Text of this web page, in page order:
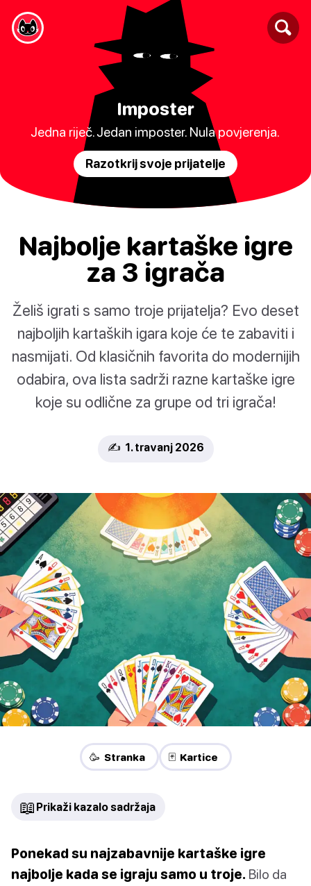
Imposter
Jedna riječ. Jedan imposter. Nula povjerenja.
Razotkrij svoje prijatelje
Najbolje kartaške igre
za 3 igrača
Želiš igrati s samo troje prijatelja? Evo deset
najboljih kartaških igara koje će te zabaviti i
nasmijati. Od klasičnih favorita do modernijih
odabira, ova lista sadrži razne kartaške igre
koje su odlične za grupe od tri igrača!
✍️ 1. travanj 2026
🥳 Stranka 🃏 Kartice
📖 Prikaži kazalo sadržaja
Ponekad su najzabavnije kartaške igre
najbolje kada se igraju samo u troje. Bilo da